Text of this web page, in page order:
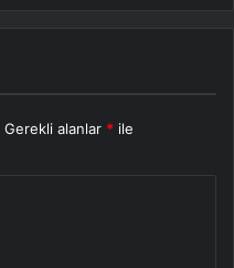
Gerekli alanlar * ile